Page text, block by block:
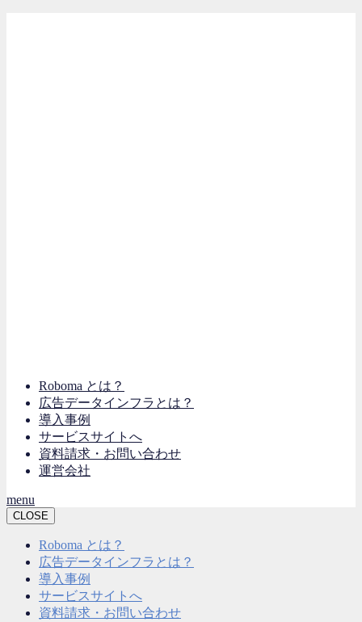
Roboma とは？
広告データインフラとは？
導入事例
サービスサイトへ
資料請求・お問い合わせ
運営会社
menu
CLOSE
Roboma とは？
広告データインフラとは？
導入事例
サービスサイトへ
資料請求・お問い合わせ